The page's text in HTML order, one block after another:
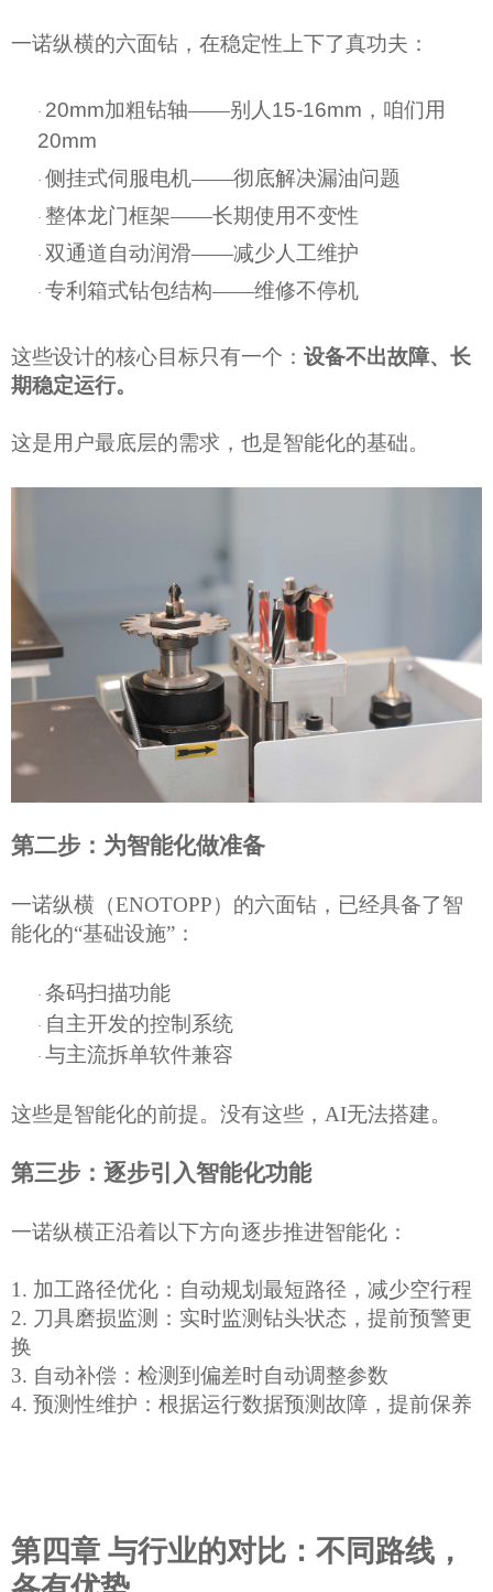
一诺纵横的六面钻，在稳定性上下了真功夫：
· 20mm加粗钻轴——别人15-16mm ，咱们用
20mm
· 侧挂式伺服电机——彻底解决漏油问题
· 整体龙门框架——长期使用不变性
· 双通道自动润滑——减少人工维护
· 专利箱式钻包结构——维修不停机
这些设计的核心目标只有一个： 设备不出故障、长
期稳定运行。
这是用户最底层的需求，也是智能化的基础。
第二步：为智能化做准备
一诺纵横 （ENOTOPP） 的六面钻，已经具备了智
能化的“基础设施”：
· 条码扫描功能
· 自主开发的控制系统
· 与主流拆单软件兼容
这些是智能化的前提。没有这些， AI无法搭建。
第三步：逐步引入智能化功能
一诺纵横正沿着以下方向逐步推进智能化：
1. 加工路径优化：自动规划最短路径，减少空行程
2. 刀具磨损监测：实时监测钻头状态，提前预警更
换
3. 自动补偿：检测到偏差时自动调整参数
4. 预测性维护：根据运行数据预测故障，提前保养
第四章 与行业的对比：不同路线，